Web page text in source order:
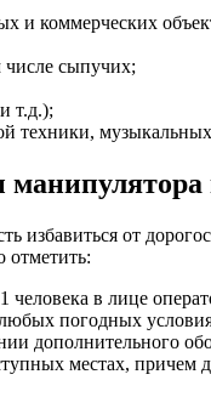
и коммерческих
числе сыпучих;
т.д.);
техники,
избавиться от
в лице
погодных
дополнительного
местах, причем